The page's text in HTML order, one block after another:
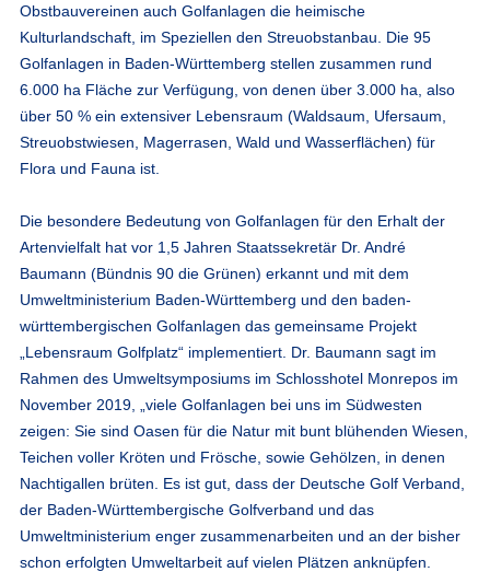
Obstbauvereinen auch Golfanlagen die heimische
Kulturlandschaft, im Speziellen den Streuobstanbau. Die 95
Golfanlagen in Baden-Württemberg stellen zusammen rund
6.000 ha Fläche zur Verfügung, von denen über 3.000 ha, also
über 50 % ein extensiver Lebensraum (Waldsaum, Ufersaum,
Streuobstwiesen, Magerrasen, Wald und Wasserflächen) für
Flora und Fauna ist.
Die besondere Bedeutung von Golfanlagen für den Erhalt der
Artenvielfalt hat vor 1,5 Jahren Staatssekretär Dr. André
Baumann (Bündnis 90 die Grünen) erkannt und mit dem
Umweltministerium Baden-Württemberg und den baden-
württembergischen Golfanlagen das gemeinsame Projekt
„Lebensraum Golfplatz“ implementiert. Dr. Baumann sagt im
Rahmen des Umweltsymposiums im Schlosshotel Monrepos im
November 2019, „viele Golfanlagen bei uns im Südwesten
zeigen: Sie sind Oasen für die Natur mit bunt blühenden Wiesen,
Teichen voller Kröten und Frösche, sowie Gehölzen, in denen
Nachtigallen brüten. Es ist gut, dass der Deutsche Golf Verband,
der Baden-Württembergische Golfverband und das
Umweltministerium enger zusammenarbeiten und an der bisher
schon erfolgten Umweltarbeit auf vielen Plätzen anknüpfen.